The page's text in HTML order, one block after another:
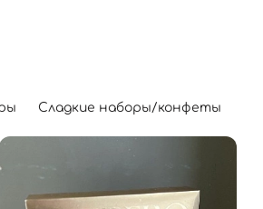
Сладкие наборы/конфеты